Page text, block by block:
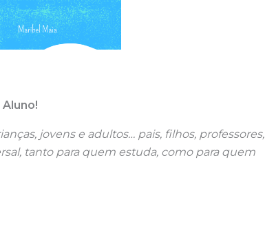
jovens e adultos… pais, filhos, professores,
tanto para quem estuda, como para quem